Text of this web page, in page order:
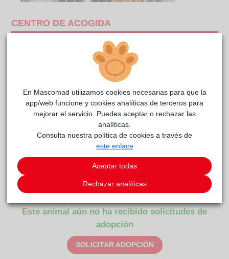
CENTRO DE ACOGIDA
Nirvana
Centro de Protección Animal.
Este animal aún no ha recibido solicitudes de
adopción
SOLICITAR ADOPCIÓN
En Mascomad utilizamos cookies necesarias para que la
app/web funcione y cookies analíticas de terceros para
mejorar el servicio. Puedes aceptar o rechazar las
analíticas.
Consulta nuestra política de cookies a través de
este enlace
Aceptar todas
Rechazar analíticas